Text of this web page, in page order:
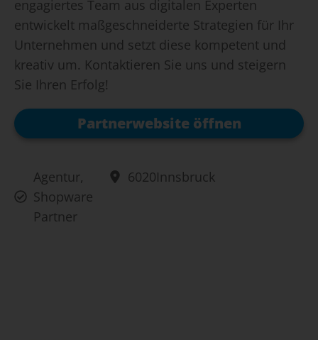
engagiertes Team aus digitalen Experten
entwickelt maßgeschneiderte Strategien für Ihr
Unternehmen und setzt diese kompetent und
kreativ um. Kontaktieren Sie uns und steigern
Sie Ihren Erfolg!
Partnerwebsite öffnen
Agentur,
Shopware
Partner
6020Innsbruck